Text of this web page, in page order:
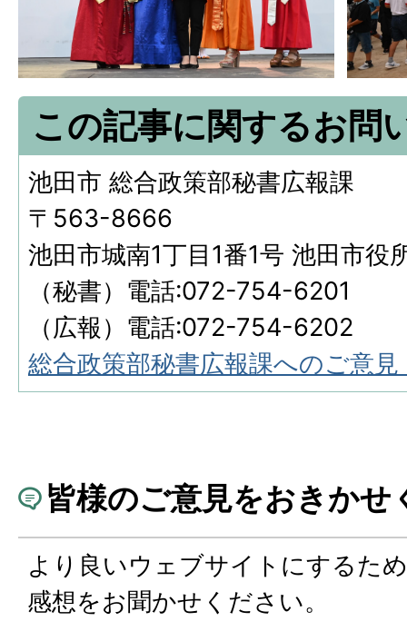
この記事に関するお問
池田市 総合政策部秘書広報課
〒563-8666
池田市城南1丁目1番1号 池田市役
（秘書）電話:072-754-6201
（広報）電話:072-754-6202
総合政策部秘書広報課へのご意
皆様のご意見をおきかせ
より良いウェブサイトにするた
感想をお聞かせください。